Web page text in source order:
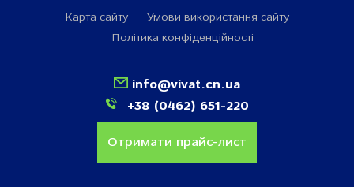
Карта сайту
Умови використання сайту
Політика конфіденційності
info@vivat.cn.ua
+38 (0462) 651-220
Отримати прайс-лист